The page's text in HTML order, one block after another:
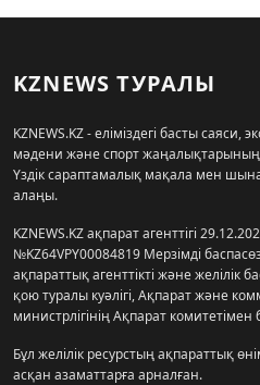
KZNEWS ТУРАЛЫ
KZNEWS.KZ - еліміздегі басты саяси,
мәдени және спорт жаңалықтарының
Үздік сараптамалық мақала мен
алаңы.
KZNEWS.KZ ақпарат агенттігі
№KZ64VPY00084819 Мерзімді
ақпараттық агенттікті және желілік
қою туралы куәлігі, Ақпарат және
министрлігінің Ақпарат комитетімен
Бұл желілік ресурстың ақпараттық
асқан азаматтарға арналған.